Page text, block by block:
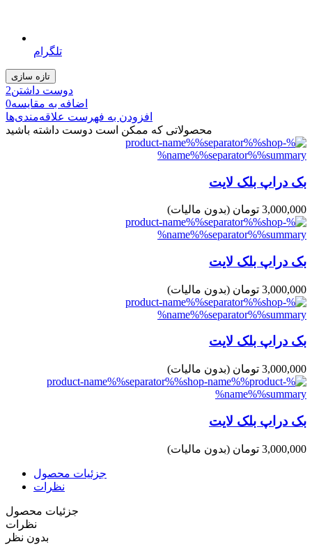
تلگرام
دوست داشتن2
اضافه به مقایسه0
افزودن به فهرست علاقه‌مندی‌ها
محصولاتی که ممکن است دوست داشته باشید
بک دراپ بلک لایت
3,000,000 تومان (بدون مالیات)
بک دراپ بلک لایت
3,000,000 تومان (بدون مالیات)
بک دراپ بلک لایت
3,000,000 تومان (بدون مالیات)
بک دراپ بلک لایت
3,000,000 تومان (بدون مالیات)
جزئیات محصول
نظرات
جزئیات محصول
نظرات
بدون نظر